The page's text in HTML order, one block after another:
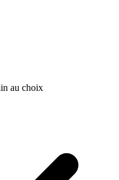
au choix